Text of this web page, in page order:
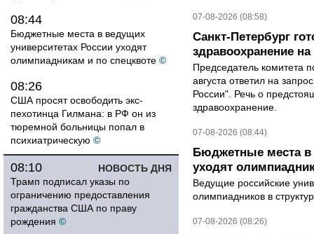
08:44
Бюджетные места в ведущих
университетах России уходят
олимпиадникам и по спецквоте ©
08:26
США просят освободить экс-
пехотинца Гилмана: в РФ он из
тюремной больницы попал в
психиатрическую ©
НОВОСТЬ ДНЯ
08:10
Трамп подписал указы по
ограничению предоставления
гражданства США по праву
рождения ©
07-08-2026 (08:58)
Санкт-Петербург
здравоохранение на
Председатель комитета
августа ответил на
России". Речь о
здравоохранение.
07-08-2026 (08:44)
Бюджетные места в
уходят
Ведущие российские
олимпиадников в
07-08-2026 (08:26)